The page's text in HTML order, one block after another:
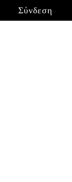
Σύνδεση